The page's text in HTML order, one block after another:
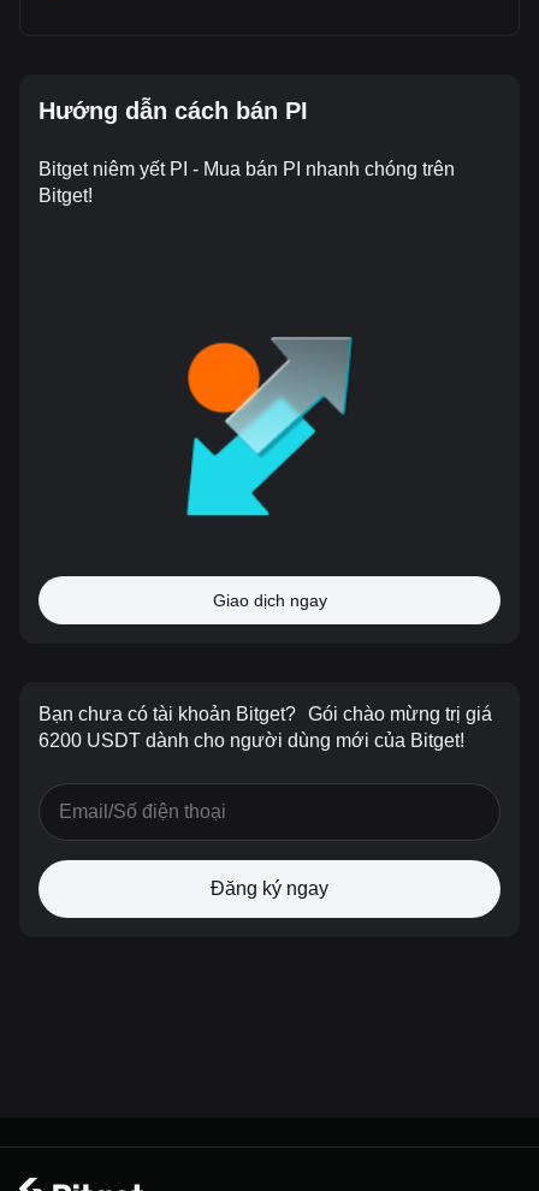
Hướng dẫn cách bán PI
Bitget niêm yết PI - Mua bán PI nhanh chóng trên
Bitget!
Giao dịch ngay
Bạn chưa có tài khoản Bitget? Gói chào mừng trị giá
6200 USDT dành cho người dùng mới của Bitget!
Đăng ký ngay